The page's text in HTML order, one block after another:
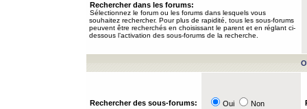
Rechercher dans les forums:
Sélectionnez le forum ou les forums dans lesquels vous
souhaitez rechercher. Pour plus de rapidité, tous les sous-forums
peuvent être recherchés en choisissant le parent et en réglant ci-
dessous l’activation des sous-forums de la recherche.
Rechercher des sous-forums: Oui Non